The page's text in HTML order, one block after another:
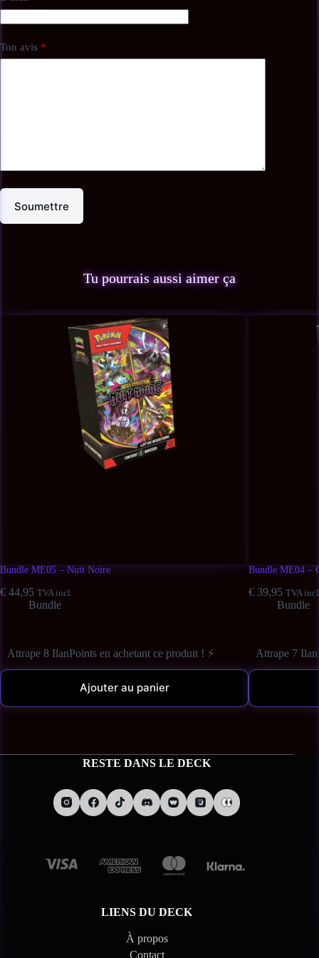
éléments pouvant être avalés.
Ton avis *
Soumettre
Bundle ME05 – Nuit Noire
€ 44,95 TVA incl.
Bundle
Attrape 8 IlanPoints en achetant ce produit ! ⚡
Ajouter au panier
Bundle ME04 –
€ 39,95 TVA
Bundle
Attrape 7
RESTE DANS LE DECK
LIENS DU DECK
À propos
Contact